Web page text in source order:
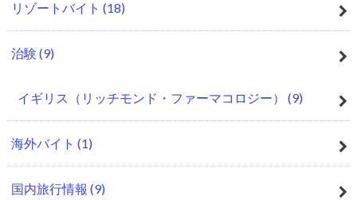
リゾートバイト (18)
治験 (9)
イギリス（リッチモンド・ファーマコロジー） (9)
海外バイト (1)
国内旅行情報 (9)